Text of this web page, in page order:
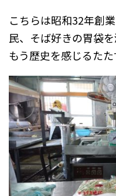
こちらは昭和32年創
民、そば好きの胃袋
もう歴史を感じるたた